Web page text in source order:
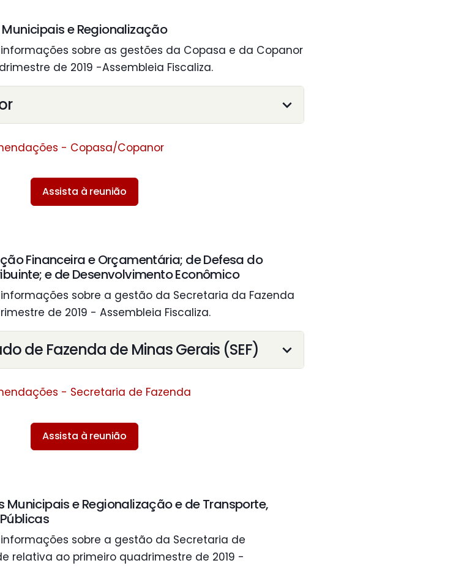
e Regionalização
sobre as gestões da Copasa e da Copanor
de 2019 -Assembleia Fiscaliza.
- Copasa/Copanor
Assista à reunião
Financeira e Orçamentária; de Defesa do
e de Desenvolvimento Econômico
sobre a gestão da Secretaria da Fazenda
de 2019 - Assembleia Fiscaliza.
de Fazenda de Minas Gerais (SEF)
- Secretaria de Fazenda
Assista à reunião
Municipais e Regionalização e de Transporte,
sobre a gestão da Secretaria de
relativa ao primeiro quadrimestre de 2019 -